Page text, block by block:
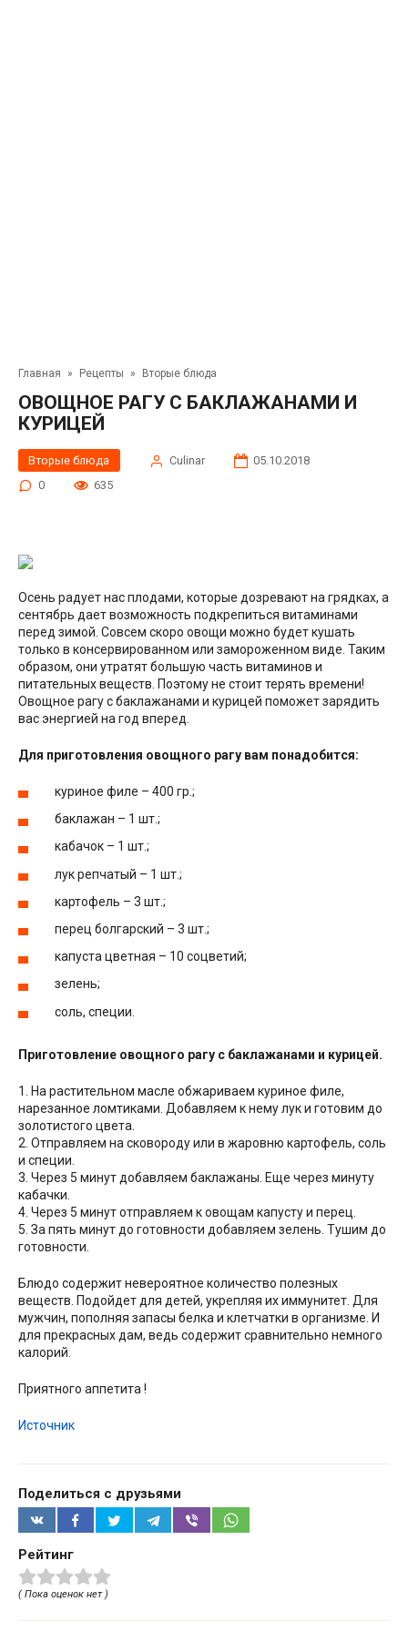
Главная » Рецепты » Вторые блюда
ОВОЩНОЕ РАГУ С БАКЛАЖАНАМИ И
КУРИЦЕЙ
Вторые блюда Сulinar
05.10.2018
0
635
Осень радует нас плодами, которые дозревают на грядках, а
сентябрь дает возможность подкрепиться витаминами
перед зимой. Совсем скоро овощи можно будет кушать
только в консервированном или замороженном виде. Таким
образом, они утратят большую часть витаминов и
питательных веществ. Поэтому не стоит терять времени!
Овощное рагу с баклажанами и курицей поможет зарядить
вас энергией на год вперед.
Для приготовления овощного рагу вам понадобится:
куриное филе – 400 гр.;
баклажан – 1 шт.;
кабачок – 1 шт.;
лук репчатый – 1 шт.;
картофель – 3 шт.;
перец болгарский – 3 шт.;
капуста цветная – 10 соцветий;
зелень;
соль, специи.
Приготовление овощного рагу с баклажанами и курицей.
1. На растительном масле обжариваем куриное филе,
нарезанное ломтиками. Добавляем к нему лук и готовим до
золотистого цвета.
2. Отправляем на сковороду или в жаровню картофель, соль
и специи.
3. Через 5 минут добавляем баклажаны. Еще через минуту
кабачки.
4. Через 5 минут отправляем к овощам капусту и перец.
5. За пять минут до готовности добавляем зелень. Тушим до
готовности.
Блюдо содержит невероятное количество полезных
веществ. Подойдет для детей, укрепляя их иммунитет. Для
мужчин, пополняя запасы белка и клетчатки в организме. И
для прекрасных дам, ведь содержит сравнительно немного
калорий.
Приятного аппетита !
Источник
Поделиться с друзьями
Рейтинг
( Пока оценок нет )